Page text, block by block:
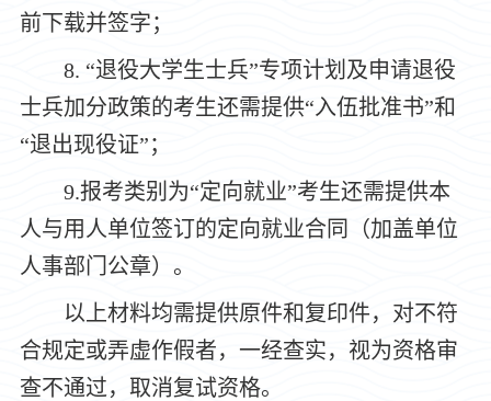
前下载并签字；
8. “退役大学生士兵”专项计划及申请退役
士兵加分政策的考生还需提供“入伍批准书”和
“退出现役证”；
9.报考类别为“定向就业”考生还需提供本
人与用人单位签订的定向就业合同（加盖单位
人事部门公章）。
以上材料均需提供原件和复印件，对不符
合规定或弄虚作假者，一经查实，视为资格审
查不通过，取消复试资格。